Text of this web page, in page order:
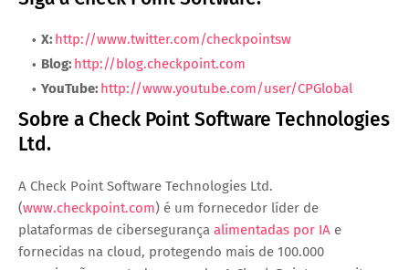
X: http://www.twitter.com/checkpointsw
Blog: http://blog.checkpoint.com
YouTube: http://www.youtube.com/user/CPGlobal
Sobre a Check Point Software Technologies
Ltd.
A Check Point Software Technologies Ltd.
(www.checkpoint.com) é um fornecedor líder de
plataformas de cibersegurança alimentadas por IA e
fornecidas na cloud, protegendo mais de 100.000